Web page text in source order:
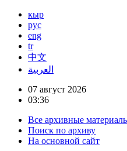
кыр
рус
eng
tr
中文
العربية
07 август 2026
03:36
Все архивные
Поиск по архиву
На основной сайт